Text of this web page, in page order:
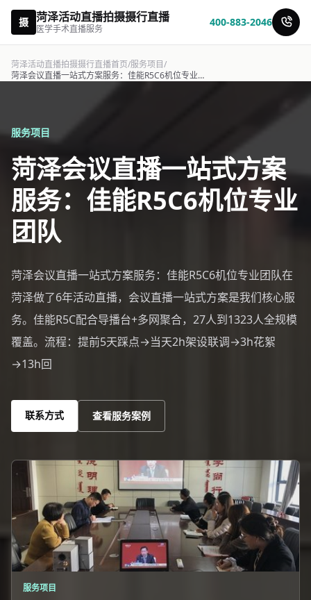
摄 菏泽活动直播拍摄摄行直播
医学手术直播服务
400-883-2046
菏泽活动直播拍摄摄行直播首页/服务项目/
菏泽会议直播一站式方案服务：佳能R5C6机位专业团队-摄行直播
服务项目
菏泽会议直播一站式方案
服务：佳能R5C6机位专业
团队
菏泽会议直播一站式方案服务：佳能R5C6机位专业团队在
菏泽做了6年活动直播，会议直播一站式方案是我们核心服
务。佳能R5C配合导播台+多网聚合，27人到1323人全规模
覆盖。流程：提前5天踩点→当天2h架设联调→3h花絮
→13h回
联系方式 查看服务案例
服务项目